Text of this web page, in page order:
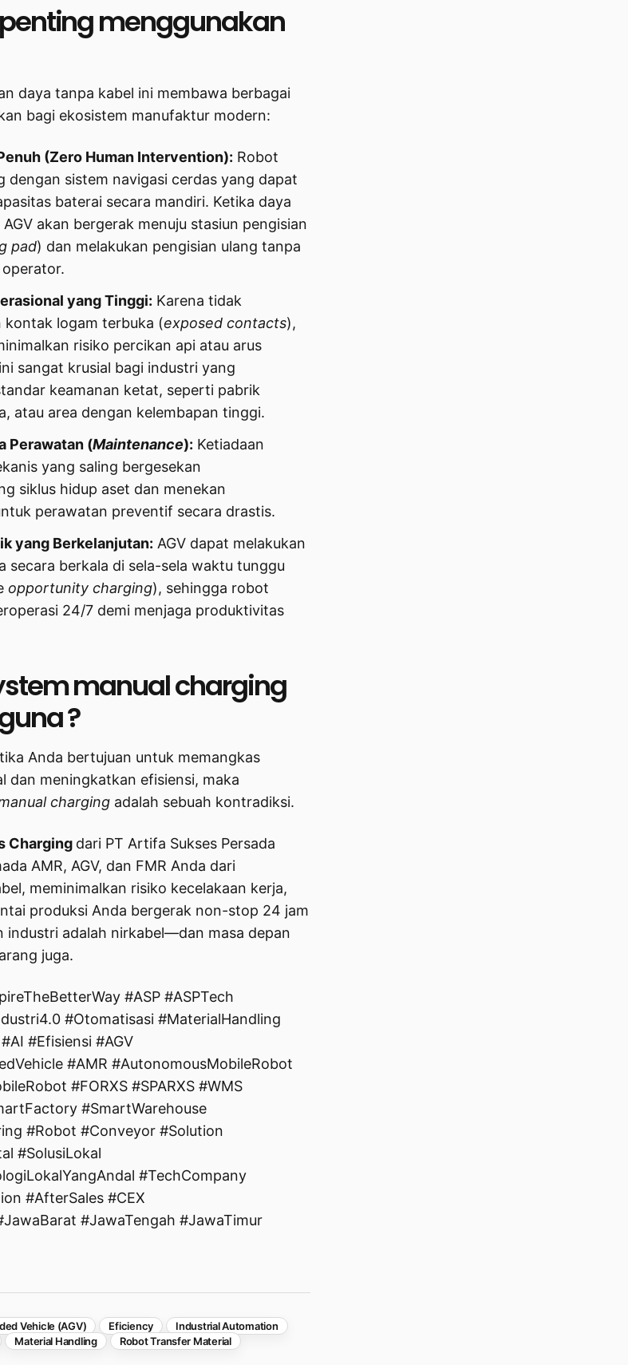
menggunakan
daya tanpa kabel ini membawa berbagai
bagi ekosistem manufaktur modern:
(Zero Human Intervention): Robot
dengan sistem navigasi cerdas yang dapat
baterai secara mandiri. Ketika daya
akan bergerak menuju stasiun pengisian
pad) dan melakukan pengisian ulang tanpa
yang Tinggi: Karena tidak
kontak logam terbuka (exposed contacts),
risiko percikan api atau arus
sangat krusial bagi industri yang
keamanan ketat, seperti pabrik
atau area dengan kelembapan tinggi.
Perawatan (Maintenance): Ketiadaan
yang saling bergesekan
siklus hidup aset dan menekan
perawatan preventif secara drastis.
yang Berkelanjutan: AGV dapat melakukan
secara berkala di sela-sela waktu tunggu
opportunity charging), sehingga robot
24/7 demi menjaga produktivitas
manual charging
?
Anda bertujuan untuk memangkas
dan meningkatkan efisiensi, maka
charging adalah sebuah kontradiksi.
Charging dari PT Artifa Sukses Persada
AMR, AGV, dan FMR Anda dari
meminimalkan risiko kecelakaan kerja,
produksi Anda bergerak non-stop 24 jam
industri adalah nirkabel—dan masa depan
juga.
#ASP #ASPTech
#Otomatisasi #MaterialHandling
#Efisiensi #AGV
#AMR #AutonomousMobileRobot
#FORXS #SPARXS #WMS
#SmartWarehouse
#Robot #Conveyor #Solution
#SolusiLokal
#TechCompany
#AfterSales #CEX
#JawaTengah #JawaTimur
Vehicle (AGV) Eficiency
Industrial Automation
Material Handling
Robot Transfer Material